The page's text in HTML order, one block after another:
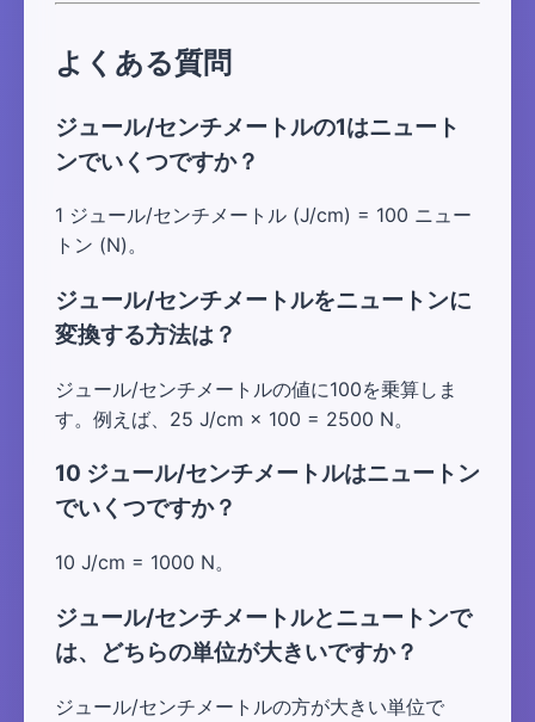
よくある質問
ジュール/センチメートルの1はニュート
ンでいくつですか？
1 ジュール/センチメートル (J/cm) = 100 ニュー
トン (N)。
ジュール/センチメートルをニュートンに
変換する方法は？
ジュール/センチメートルの値に100を乗算しま
す。例えば、25 J/cm × 100 = 2500 N。
10 ジュール/センチメートルはニュートン
でいくつですか？
10 J/cm = 1000 N。
ジュール/センチメートルとニュートンで
は、どちらの単位が大きいですか？
ジュール/センチメートルの方が大きい単位で